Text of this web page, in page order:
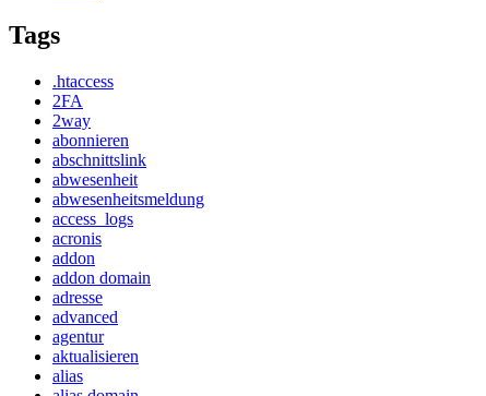
Tags
.htaccess
2FA
2way
abonnieren
abschnittslink
abwesenheit
abwesenheitsmeldung
access_logs
acronis
addon
addon domain
adresse
advanced
agentur
aktualisieren
alias